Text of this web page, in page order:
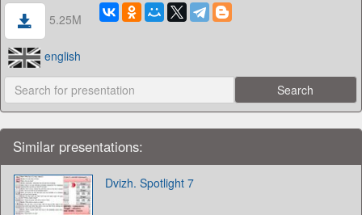
5.25M
english
Similar presentations:
Dvizh. Spotlight 7